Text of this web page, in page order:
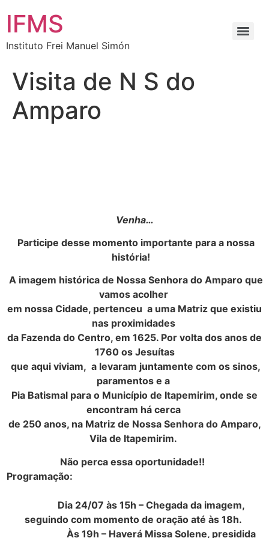
IFMS
Instituto Frei Manuel Simón
Visita de N S do
Amparo
Venha…
Participe desse momento importante para a nossa
história!
A imagem histórica de Nossa Senhora do Amparo que
vamos acolher
em nossa Cidade, pertenceu a uma Matriz que existiu
nas proximidades
da Fazenda do Centro, em 1625. Por volta dos anos de
1760 os Jesuítas
que aqui viviam, a levaram juntamente com os sinos,
paramentos e a
Pia Batismal para o Município de Itapemirim, onde se
encontram há cerca
de 250 anos, na Matriz de Nossa Senhora do Amparo,
Vila de Itapemirim.
Não perca essa oportunidade!!
Programação:
Dia 24/07 às 15h – Chegada da imagem,
seguindo com momento de oração até às 18h.
Às 19h – Haverá Missa Solene, presidida